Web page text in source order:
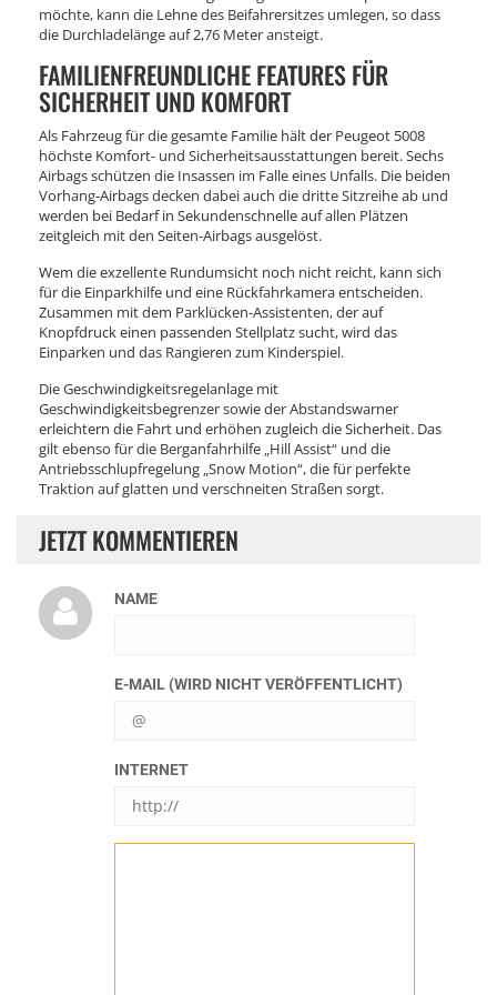
möchte, kann die Lehne des Beifahrersitzes umlegen, so dass
die Durchladelänge auf 2,76 Meter ansteigt.
FAMILIENFREUNDLICHE FEATURES FÜR
SICHERHEIT UND KOMFORT
Als Fahrzeug für die gesamte Familie hält der Peugeot 5008
höchste Komfort- und Sicherheitsausstattungen bereit. Sechs
Airbags schützen die Insassen im Falle eines Unfalls. Die beiden
Vorhang-Airbags decken dabei auch die dritte Sitzreihe ab und
werden bei Bedarf in Sekundenschnelle auf allen Plätzen
zeitgleich mit den Seiten-Airbags ausgelöst.
Wem die exzellente Rundumsicht noch nicht reicht, kann sich
für die Einparkhilfe und eine Rückfahrkamera entscheiden.
Zusammen mit dem Parklücken-Assistenten, der auf
Knopfdruck einen passenden Stellplatz sucht, wird das
Einparken und das Rangieren zum Kinderspiel.
Die Geschwindigkeitsregelanlage mit
Geschwindigkeitsbegrenzer sowie der Abstandswarner
erleichtern die Fahrt und erhöhen zugleich die Sicherheit. Das
gilt ebenso für die Berganfahrhilfe „Hill Assist“ und die
Antriebsschlupfregelung „Snow Motion“, die für perfekte
Traktion auf glatten und verschneiten Straßen sorgt.
JETZT KOMMENTIEREN
NAME
E-MAIL (WIRD NICHT VERÖFFENTLICHT)
INTERNET